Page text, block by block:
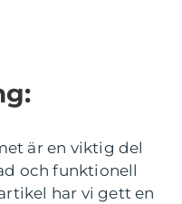
är en viktig del
och funktionell
har vi gett en